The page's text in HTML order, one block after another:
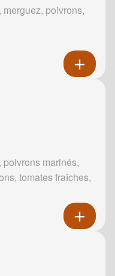
poivrons,
marinés,
tomates fraîches,